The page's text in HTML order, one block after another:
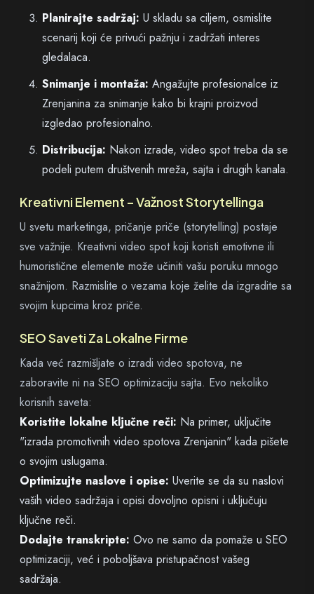
Planirajte sadržaj: U skladu sa ciljem, osmislite
scenarij koji će privući pažnju i zadržati interes
gledalaca.
Snimanje i montaža: Angažujte profesionalce iz
Zrenjanina za snimanje kako bi krajni proizvod
izgledao profesionalno.
Distribucija: Nakon izrade, video spot treba da se
podeli putem društvenih mreža, sajta i drugih kanala.
Kreativni Element – Važnost Storytellinga
U svetu marketinga, pričanje priče (storytelling) postaje
sve važnije. Kreativni video spot koji koristi emotivne ili
humoristične elemente može učiniti vašu poruku mnogo
snažnijom. Razmislite o vezama koje želite da izgradite sa
svojim kupcima kroz priče.
SEO Saveti Za Lokalne Firme
Kada već razmišljate o izradi video spotova, ne
zaboravite ni na SEO optimizaciju sajta. Evo nekoliko
korisnih saveta:
Koristite lokalne ključne reči: Na primer, uključite
"izrada promotivnih video spotova Zrenjanin" kada pišete
o svojim uslugama.
Optimizujte naslove i opise: Uverite se da su naslovi
vaših video sadržaja i opisi dovoljno opisni i uključuju
ključne reči.
Dodajte transkripte: Ovo ne samo da pomaže u SEO
optimizaciji, već i poboljšava pristupačnost vašeg
sadržaja.